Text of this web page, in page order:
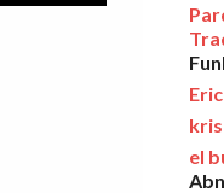
Eric
el